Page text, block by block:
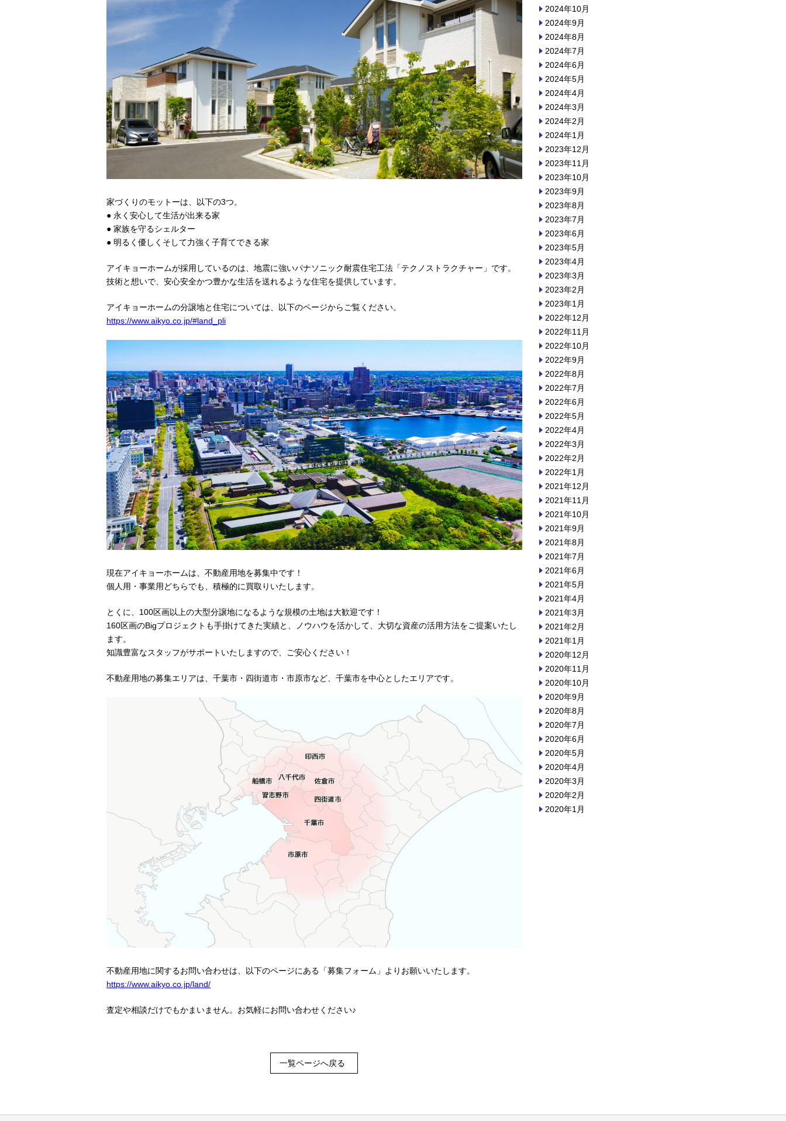
家づくりのモットーは、以下の3つ。
● 永く安心して生活が出来る家
● 家族を守るシェルター
● 明るく優しくそして力強く子育てできる家
アイキョーホームが採用しているのは、地震に強いパナソニック耐震住宅工法「テクノストラクチャー」です。
技術と想いで、安心安全かつ豊かな生活を送れるような住宅を提供しています。
アイキョーホームの分譲地と住宅については、以下のページからご覧ください。
https://www.aikyo.co.jp/#land_pli
現在アイキョーホームは、不動産用地を募集中です！
個人用・事業用どちらでも、積極的に買取りいたします。
とくに、100区画以上の大型分譲地になるような規模の土地は大歓迎です！
160区画のBigプロジェクトも手掛けてきた実績と、ノウハウを活かして、大切な資産の活用方法をご提案いたし
ます。
知識豊富なスタッフがサポートいたしますので、ご安心ください！
不動産用地の募集エリアは、千葉市・四街道市・市原市など、千葉市を中心としたエリアです。
不動産用地に関するお問い合わせは、以下のページにある「募集フォーム」よりお願いいたします。
https://www.aikyo.co.jp/land/
査定や相談だけでもかまいません。お気軽にお問い合わせください♪
一覧ページへ戻る
2024年10月
2024年9月
2024年8月
2024年7月
2024年6月
2024年5月
2024年4月
2024年3月
2024年2月
2024年1月
2023年12月
2023年11月
2023年10月
2023年9月
2023年8月
2023年7月
2023年6月
2023年5月
2023年4月
2023年3月
2023年2月
2023年1月
2022年12月
2022年11月
2022年10月
2022年9月
2022年8月
2022年7月
2022年6月
2022年5月
2022年4月
2022年3月
2022年2月
2022年1月
2021年12月
2021年11月
2021年10月
2021年9月
2021年8月
2021年7月
2021年6月
2021年5月
2021年4月
2021年3月
2021年2月
2021年1月
2020年12月
2020年11月
2020年10月
2020年9月
2020年8月
2020年7月
2020年6月
2020年5月
2020年4月
2020年3月
2020年2月
2020年1月